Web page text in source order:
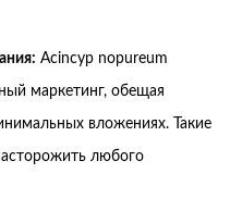
Acincyp nopureum
маркетинг, обещая
вложениях. Такие
любого